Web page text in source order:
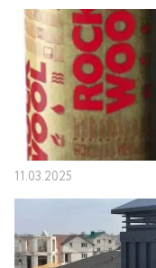
11.03.2025